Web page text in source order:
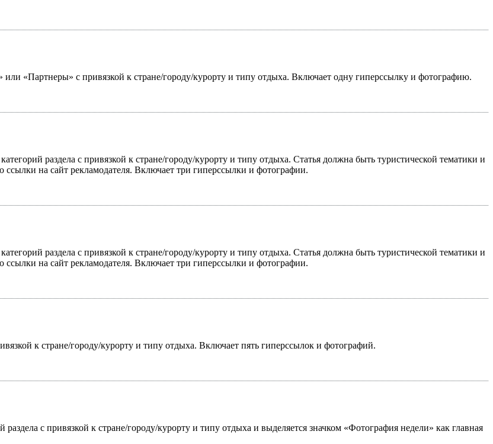
или «Партнеры» с привязкой к стране/городу/курорту и типу отдыха. Включает одну гиперссылку и фотографию.
раздела с привязкой к стране/городу/курорту и типу отдыха. Статья должна быть туристической тематики и
ссылки на сайт рекламодателя. Включает три гиперссылки и фотографии.
раздела с привязкой к стране/городу/курорту и типу отдыха. Статья должна быть туристической тематики и
ссылки на сайт рекламодателя. Включает три гиперссылки и фотографии.
к стране/городу/курорту и типу отдыха. Включает пять гиперссылок и фотографий.
с привязкой к стране/городу/курорту и типу отдыха и выделяется значком «Фотография недели» как главная